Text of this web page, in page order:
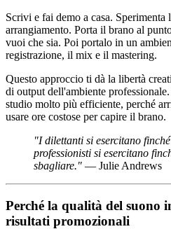
Scrivi e fai demo a casa.
arrangiamento. Porta il brano al
vuoi che sia. Poi portalo in un
registrazione, il mix e il mastering.
Questo approccio ti dà la libertà
di output dell'ambiente
studio molto più efficiente, perché
usare ore costose per capire il brano.
"I dilettanti si esercitano
professionisti si esercitano
sbagliare." — Julie Andrews
Perché la qualità del suono
risultati promozionali